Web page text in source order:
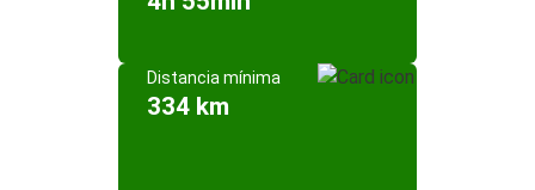
Distancia mínima
334 km